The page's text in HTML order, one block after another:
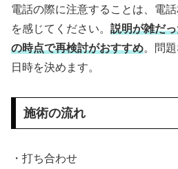
電話の際に注意することは、電
を感じてください。 説明が雑だ
の時点で再検討がおすすめ。問
日時を決めます。
施術の流れ
・打ち合わせ